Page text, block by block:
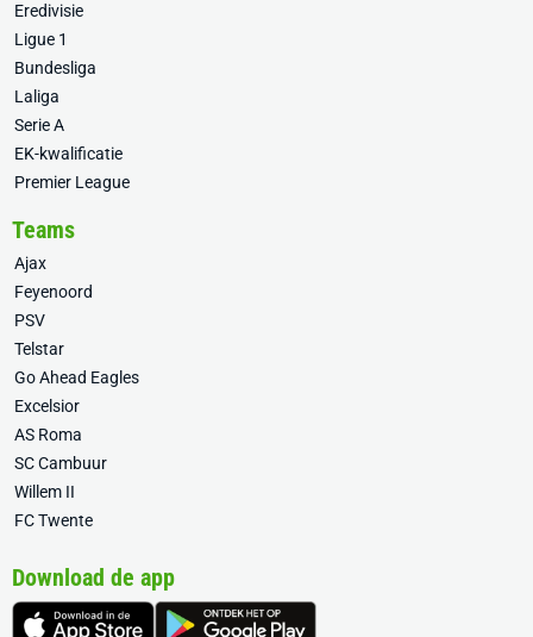
Eredivisie
Ligue 1
Bundesliga
Laliga
Serie A
EK-kwalificatie
Premier League
Teams
Ajax
Feyenoord
PSV
Telstar
Go Ahead Eagles
Excelsior
AS Roma
SC Cambuur
Willem II
FC Twente
Download de app